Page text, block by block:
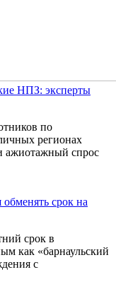
НПЗ: эксперты
по
регионах
ажиотажный спрос
срок на
срок в
как «барнаульский
с